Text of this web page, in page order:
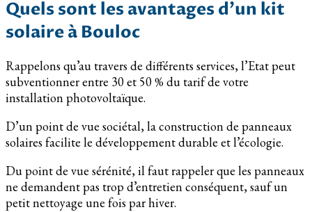
Quels sont les avantages d’un kit
solaire à Bouloc
Rappelons qu’au travers de différents services, l’Etat peut
subventionner entre 30 et 50 % du tarif de votre
installation photovoltaïque.
D’un point de vue sociétal, la construction de panneaux
solaires facilite le développement durable et l’écologie.
Du point de vue sérénité, il faut rappeler que les panneaux
ne demandent pas trop d’entretien conséquent, sauf un
petit nettoyage une fois par hiver.